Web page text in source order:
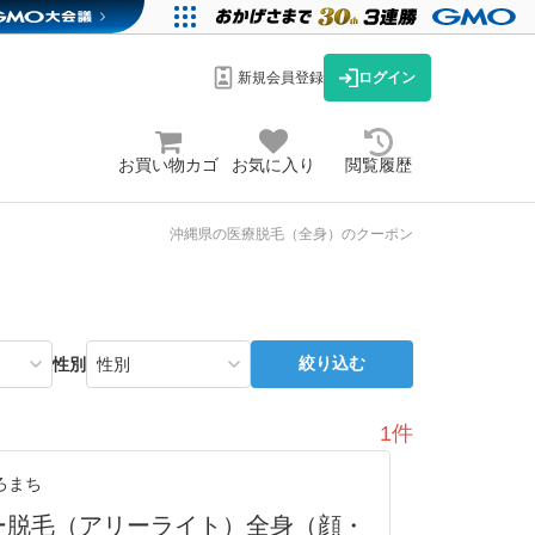
新規会員登録 ログイン
お買い物カゴ お気に入り 閲覧履歴
沖縄県の医療脱毛（全身）のクーポン
性別 絞り込む
1件
まち
毛（アリーライト）全身（顔・